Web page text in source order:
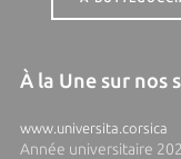
À la Une sur nos
www.universita.corsica
Année universitaire